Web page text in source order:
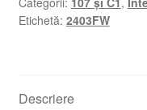
C1
Etichetă: 2403FW
Descriere